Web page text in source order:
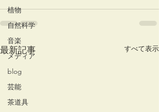
植物
自然科学
音楽
メディア
blog
芸能
茶道具
最新記事 すべて表示